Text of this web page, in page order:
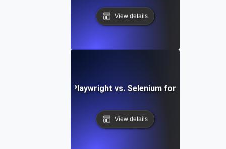
View details
Comparing Playwright vs. Selenium for API Testing
View details